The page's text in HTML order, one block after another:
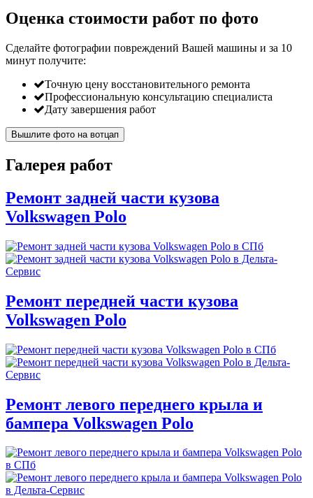
Оценка стоимости работ по фото
Сделайте фотографии повреждений Вашей машины и за 10
минут получите:
Точную цену восстановительного ремонта
Профессиональную консультацию специалиста
Дату завершения работ
Вышлите фото на вотцап
Галерея работ
Ремонт задней части кузова
Volkswagen Polo
Ремонт передней части кузова
Volkswagen Polo
Ремонт левого переднего крыла и
бампера Volkswagen Polo